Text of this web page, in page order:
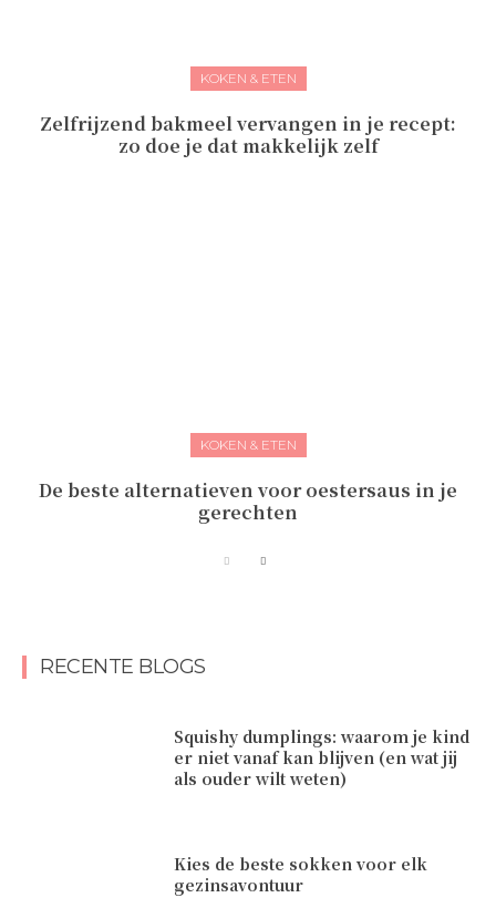
KOKEN & ETEN
Zelfrijzend bakmeel vervangen in je recept:
zo doe je dat makkelijk zelf
KOKEN & ETEN
De beste alternatieven voor oestersaus in je
gerechten
RECENTE BLOGS
Squishy dumplings: waarom je kind
er niet vanaf kan blijven (en wat jij
als ouder wilt weten)
Kies de beste sokken voor elk
gezinsavontuur